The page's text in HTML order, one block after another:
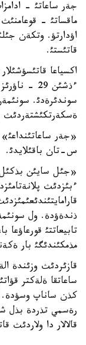
جةر ساعاتئ -
ماقساتئ - قوعامنئث
قاتئستئ.
اكسياعا
سوندئرةدئ.
ةسكةرتكئشتةردئث
«جةر
س-تان باقئلايدئ.
«جئل سايئن
ءبئزدئث
تابيعاتتئ قورعاؤعا
مذمكئندئگئ بار
ساعاتقا ةلةكتر
كذن ساناپ وسؤدة.
رةسمي تذردة بذل
قالالار دا ولاردئث